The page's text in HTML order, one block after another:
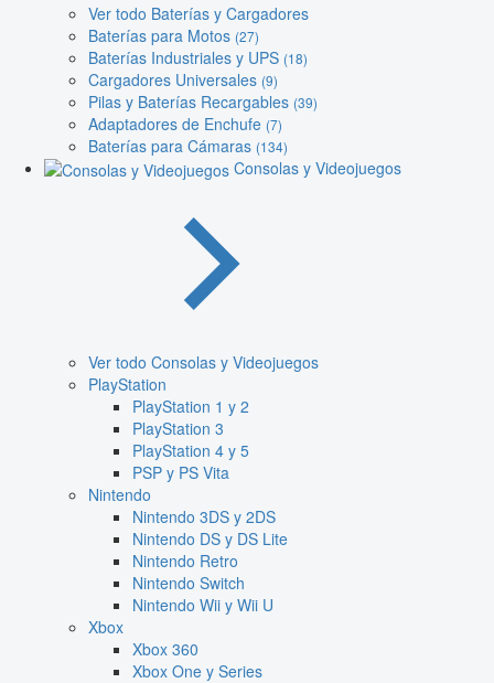
Ver todo Baterías y Cargadores
Baterías para Motos (27)
Baterías Industriales y UPS (18)
Cargadores Universales (9)
Pilas y Baterías Recargables (39)
Adaptadores de Enchufe (7)
Baterías para Cámaras (134)
Consolas y Videojuegos
Ver todo Consolas y Videojuegos
PlayStation
PlayStation 1 y 2
PlayStation 3
PlayStation 4 y 5
PSP y PS Vita
Nintendo
Nintendo 3DS y 2DS
Nintendo DS y DS Lite
Nintendo Retro
Nintendo Switch
Nintendo Wii y Wii U
Xbox
Xbox 360
Xbox One y Series